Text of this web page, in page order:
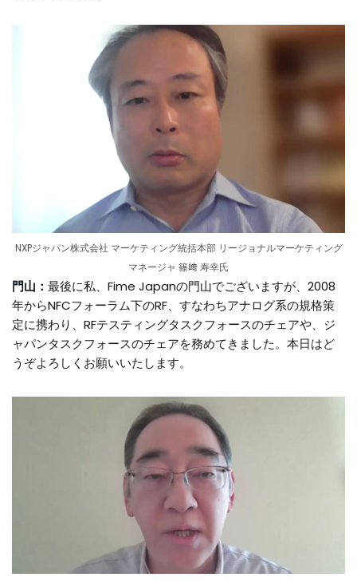
NXPジャパン株式会社 マーケティング統括本部 リージョナルマーケティング
マネージャ 篠﨑 寿幸氏
門山： 最後に私、Fime Japanの門山でございますが、2008
年からNFCフォーラム下のRF、すなわちアナログ系の規格策
定に携わり、RFテスティングタスクフォースのチェアや、ジ
ャパンタスクフォースのチェアを務めてきました。本日はど
うぞよろしくお願いいたします。